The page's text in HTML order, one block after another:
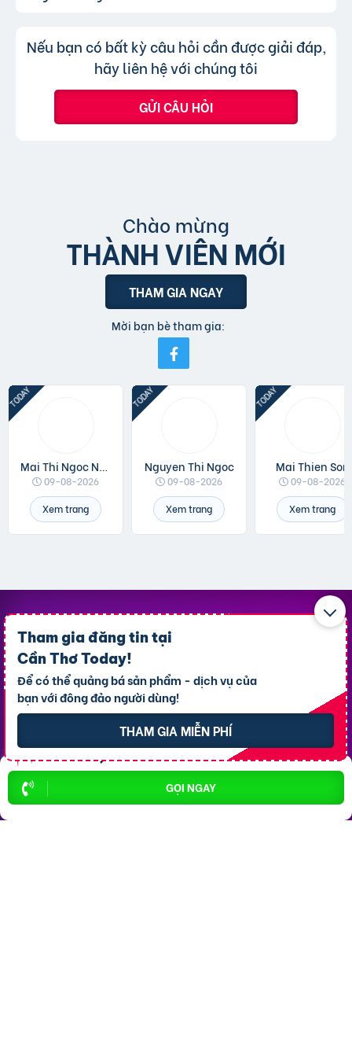
GỌI NGAY
Tham gia đăng tin tại
Cần Thơ Today!
Để có thể quảng bá sản phẩm - dịch vụ của
bạn với đông đảo người dùng!
THAM GIA MIỄN PHÍ
bài đăng.
Trả lời:
Không, trang web chỉ chấp nhận các
tin đăng sử dụng tiếng Việt có dấu.
Nếu bạn có bất kỳ câu hỏi cần được giải đáp,
hãy liên hệ với chúng tôi
GỬI CÂU HỎI
Chào mừng
THÀNH VIÊN MỚI
THAM GIA NGAY
Mời bạn bè tham gia:
Mai Thi Ngoc Ngan
09-08-2026
Xem trang
Nguyen Thi Ngoc
09-08-2026
Xem trang
Mai Thien Son
09-08-2026
Xem trang
Top Khu Vực Nổi Bật
P. Ninh Kiều
P. An Bình
P. Bình Thủy
X. Thới Lai
P. Cái Khế
X. Vĩnh Thạnh
P. Hưng Phú
P. Ô Môn